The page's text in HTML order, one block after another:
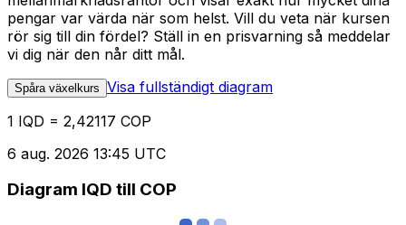
pengar var värda när som helst. Vill du veta när kursen
rör sig till din fördel? Ställ in en prisvarning så meddelar
vi dig när den når ditt mål.
Spåra växelkurs Visa fullständigt diagram
1 IQD = 2,42117 COP
6 aug. 2026 13:45 UTC
Diagram IQD till COP